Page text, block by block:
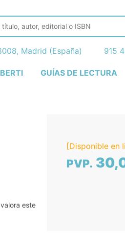
GUÍAS DE LECTURA
Madrid (España) 915
este
[Disponible en
PVP.